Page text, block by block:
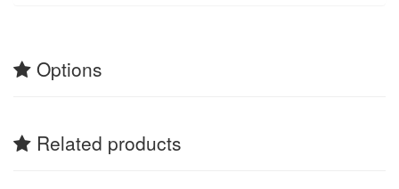
Options
Related products